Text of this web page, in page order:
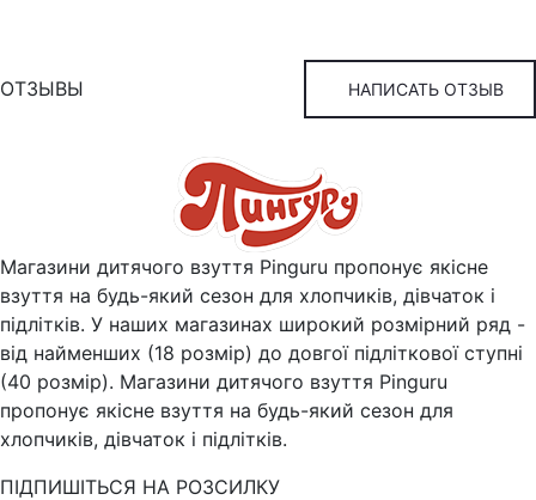
ОТЗЫВЫ НАПИСАТЬ ОТЗЫВ
Магазини дитячого взуття Pinguru пропонує якісне
взуття на будь-який сезон для хлопчиків, дівчаток і
підлітків. У наших магазинах широкий розмірний ряд -
від найменших (18 розмір) до довгої підліткової ступні
(40 розмір). Магазини дитячого взуття Pinguru
пропонує якісне взуття на будь-який сезон для
хлопчиків, дівчаток і підлітків.
ПІДПИШІТЬСЯ НА РОЗСИЛКУ